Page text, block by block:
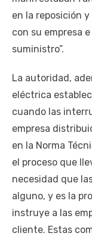
en la reposición
con su empresa
suministro”.
La autoridad,
eléctrica
cuando las
empresa
en la Norma
el proceso que
necesidad que
alguno, y es la
instruye a las
cliente. Estas